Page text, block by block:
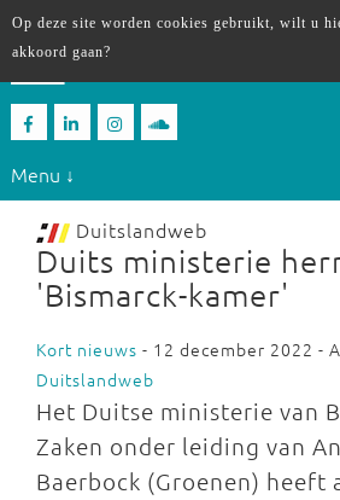
Menu ↓
Duitslandweb
Duits ministerie
'Bismarck-kamer'
Kort nieuws - 12 december 2022 -
Duitslandweb
Het Duitse ministerie van
Zaken onder leiding van
Baerbock (Groenen) heeft
Op deze site worden cookies gebruikt, wilt u
akkoord gaan?